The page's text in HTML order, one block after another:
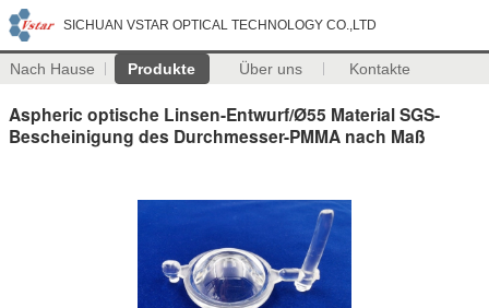
SICHUAN VSTAR OPTICAL TECHNOLOGY CO.,LTD
Nach Hause Produkte Über uns Kontakte
Aspheric optische Linsen-Entwurf/Ø55 Material SGS-
Bescheinigung des Durchmesser-PMMA nach Maß